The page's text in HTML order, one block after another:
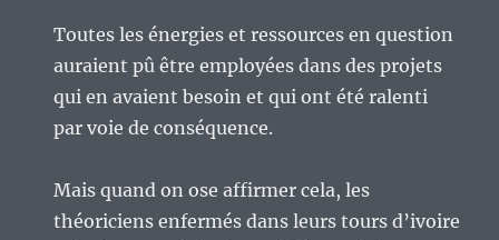
Toutes les énergies et ressources en question
auraient pû être employées dans des projets
qui en avaient besoin et qui ont été ralenti
par voie de conséquence.
Mais quand on ose affirmer cela, les
théoriciens enfermés dans leurs tours d’ivoire